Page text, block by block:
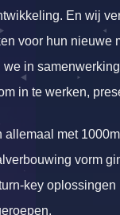
En wij
voor hun nieuwe
we in
in te werken,
allemaal met
vorm
key